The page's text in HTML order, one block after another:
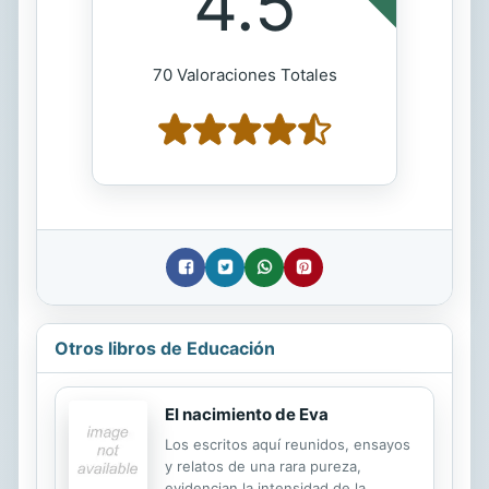
70 Valoraciones Totales
Otros libros de Educación
El nacimiento de Eva
Los escritos aquí reunidos, ensayos
y relatos de una rara pureza,